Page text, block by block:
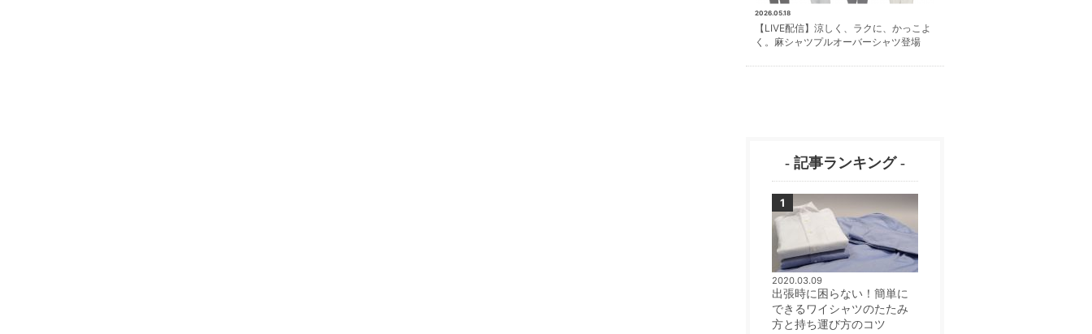
2026.05.18
【LIVE配信】涼しく、ラクに、かっこよ
く。麻シャツプルオーバーシャツ登場
- 記事ランキング -
2020.03.09
出張時に困らない！簡単に
できるワイシャツのたたみ
方と持ち運び方のコツ